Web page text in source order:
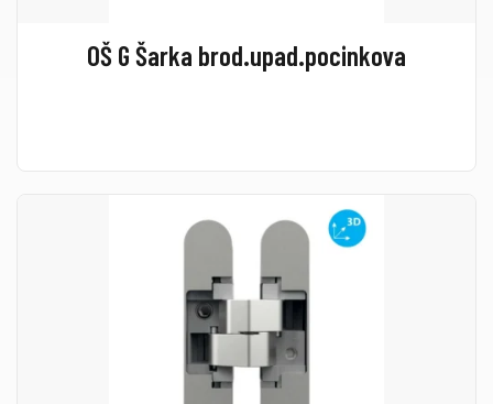
OŠ G Šarka brod.upad.pocinkova